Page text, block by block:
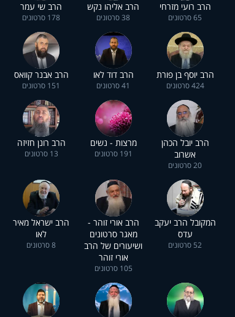
הרב רועי מזרחי
65 סרטונים
הרב אליהו נקש
38 סרטונים
הרב שי עמר
178 סרטונים
הרב יוסף בן פורת
424 סרטונים
הרב דוד לאו
41 סרטונים
הרב אבנר קוואס
151 סרטונים
הרב יובל הכהן
אשרוב
20 סרטונים
מרצות - נשים
191 סרטונים
הרב רונן חזיזה
13 סרטונים
המקובל הרב יעקב
עדס
52 סרטונים
הרב אורי זוהר -
מאגר סרטונים
ושיעורים של הרב
אורי זוהר
105 סרטונים
הרב ישראל מאיר
לאו
8 סרטונים